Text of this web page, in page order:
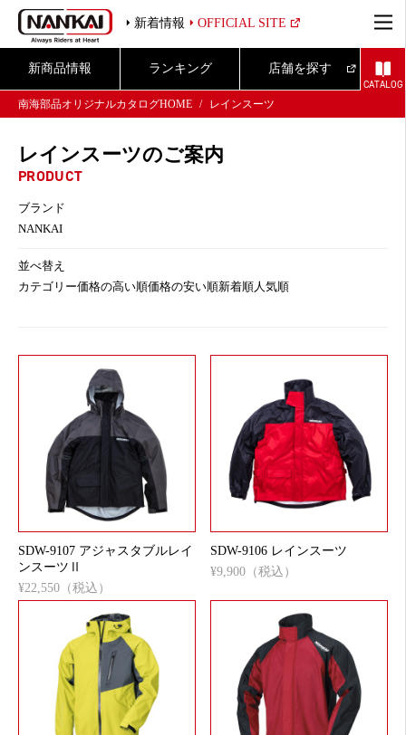
新着情報 OFFICIAL SITE
新商品情報 ランキング 店舗を探す
CATALOG
南海部品オリジナルカタログHOME
レインスーツ
レインスーツのご案内
PRODUCT
ブランド
NANKAI
並べ替え
カテゴリー価格の高い順価格の安い順新着順人気順
SDW-9107 アジャスタブルレイ
ンスーツⅡ
¥22,550（税込）
SDW-9106 レインスーツ
¥9,900（税込）